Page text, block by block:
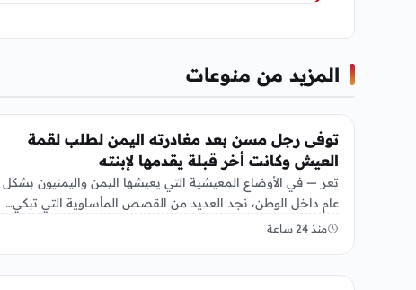
المزيد من منوعات
توفى رجل مسن بعد مغادرته اليمن لطلب لقمة
العيش وكانت أخر قبلة يقدمها لإبنته
تعز — في الأوضاع المعيشية التي يعيشها اليمن واليمنيون بشكل
عام داخل الوطن، نجد العديد من القصص المأساوية التي تبكي…
منذ 24 ساعة